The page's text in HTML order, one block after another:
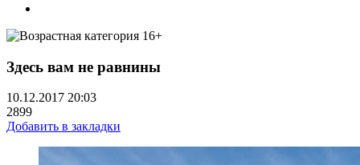
Здесь вам не равнины
10.12.2017 20:03
2899
Добавить в закладки